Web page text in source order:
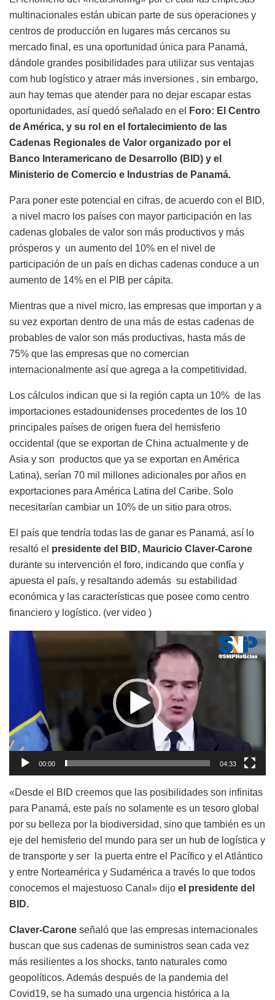
multinacionales están ubican parte de sus operaciones y
centros de producción en lugares más cercanos su
mercado final, es una oportunidad única para Panamá,
dándole grandes posibilidades para utilizar sus ventajas
com hub logístico y atraer más inversiones , sin embargo,
aun hay temas que atender para no dejar escapar estas
oportunidades, así quedó señalado en el
Foro: El Centro
de América, y su rol en el fortalecimiento de las
Cadenas Regionales de Valor organizado por el
Banco Interamericano de Desarrollo (BID) y el
Ministerio de Comercio e Industrias de Panamá.
Para poner este potencial en cifras, de acuerdo con el BID,
a nivel macro los países con mayor participación en las
cadenas globales de valor son más productivos y más
prósperos y un aumento del 10% en el nivel de
participación de un país en dichas cadenas conduce a un
aumento de 14% en el PIB per cápita.
Mientras que a nivel micro, las empresas que importan y a
su vez exportan dentro de una más de estas cadenas de
probables de valor son más productivas, hasta más de
75% que las empresas que no comercian
internacionalmente así que agrega a la competitividad.
Los cálculos indican que si la región capta un 10% de las
importaciones estadounidenses procedentes de los 10
principales países de origen fuera del hemisferio
occidental (que se exportan de China actualmente y de
Asia y son productos que ya se exportan en América
Latina), serían 70 mil millones adicionales por años en
exportaciones para América Latina del Caribe. Solo
necesitarían cambiar un 10% de un sitio para otros.
El país que tendría todas las de ganar es Panamá, así lo
resaltó el presidente del BID, Mauricio Claver-Carone
durante su intervención el foro, indicando que confía y
apuesta el país, y resaltando además su estabilidad
económica y las características que posee como centro
financiero y logístico. (ver video )
Reproductor
00:00 04:33
«Desde el BID creemos que las posibilidades son infinitas
para Panamá, este país no solamente es un tesoro global
por su belleza por la biodiversidad, sino que también es un
eje del hemisferio del mundo para ser un hub de logística y
de transporte y ser la puerta entre el Pacífico y el Atlántico
y entre Norteamérica y Sudamérica a través lo que todos
conocemos el majestuoso Canal» dijo el presidente del
BID.
Claver-Carone señaló que l as empresas internacionales
buscan que sus cadenas de suministros sean cada vez
más resilientes a los shocks, tanto naturales como
geopolíticos. Además después de la pandemia del
Covid19, se ha sumado una urgencia histórica a la